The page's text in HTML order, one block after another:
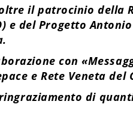
il patrocinio della
e del Progetto
con
e Rete Veneta
di